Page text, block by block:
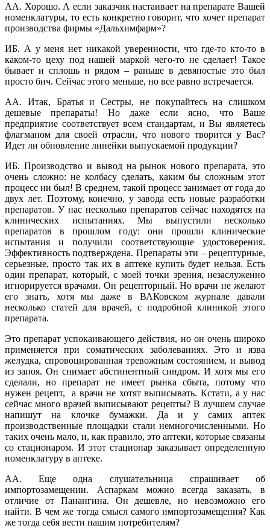
АА. Хорошо. А если заказчик настаивает на препарате Вашей
номенклатуры, то есть конкретно говорит, что хочет препарат
производства фирмы «Дальхимфарм»?
ИБ. А у меня нет никакой уверенности, что где-то кто-то в
каком-то цеху под нашей маркой чего-то не сделает! Такое
бывает и сплошь и рядом – раньше в девяностые это был
просто бич. Сейчас этого меньше, но все равно встречается.
АА. Итак, Братья и Сестры, не покупайтесь на слишком
дешевые препараты! Но даже если ясно, что Ваше
предприятие соответствует всем стандартам, и Вы являетесь
флагманом для своей отрасли, что нового творится у Вас?
Идет ли обновление линейки выпускаемой продукции?
ИБ. Производство и вывод на рынок нового препарата, это
очень сложно: не колбасу сделать, каким бы сложным этот
процесс ни был! В среднем, такой процесс занимает от года до
двух лет. Поэтому, конечно, у завода есть новые разработки
препаратов. У нас несколько препаратов сейчас находятся на
клинических испытаниях. Мы выпустили несколько
препаратов в прошлом году: они прошли клинические
испытания и получили соответствующие удостоверения.
Эффективность подтверждена. Препараты эти – рецептурные,
серьезные, просто так их в аптеке купить будет нельзя. Есть
один препарат, который, с моей точки зрения, незаслуженно
игнорируется врачами. Он рецепторный. Но врачи не желают
его знать, хотя мы даже в ВАКовском журнале давали
несколько статей для врачей, с подробной клиникой этого
препарата.
Это препарат успокаивающего действия, но он очень широко
применяется при соматических заболеваниях. Это и язва
желудка, спровоцированная тревожным состоянием, и вывод
из запоя. Он снимает абстинентный синдром. И хотя мы его
сделали, но препарат не имеет рынка сбыта, потому что
нужен рецепт, а врачи не хотят выписывать. Кстати, а у нас
сейчас много врачей выписывают рецепты? В лучшем случае
напишут на клочке бумажки. Да и у самих аптек
производственные площадки стали немногочисленными. Но
таких очень мало, и, как правило, это аптеки, которые связаны
со стационаром. И этот стационар заказывает определенную
номенклатуру в аптеке.
АА. Еще одна слушательница спрашивает об
импортозамещении. Аспаркам можно всегда заказать, в
отличие от Панангина. Он дешевле, но невозможно его
найти. В чем же тогда смысл самого импортозамещения? Как
же тогда себя вести нашим потребителям?